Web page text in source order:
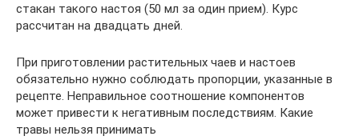
стакан такого настоя (50 мл за один прием). Курс
рассчитан на двадцать дней.
При приготовлении растительных чаев и настоев
обязательно нужно соблюдать пропорции, указанные в
рецепте. Неправильное соотношение компонентов
может привести к негативным последствиям. Какие
травы нельзя принимать